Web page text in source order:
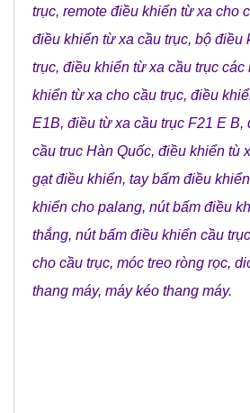
trục, remote điều khiển từ xa cho
điều khiển từ xa cầu trục, bộ điều
trục, điều khiển từ xa cầu trục các
khiển từ xa cho cầu trục, điều
E1B, điều từ xa cầu trục F21 E B,
cầu truc Hàn Quốc, điều khiển tù
gạt điều khiển, tay bấm điều khiển
khiển cho palang, nút bấm điều
thắng, nút bấm điều khiển cầu
cho cầu trục, móc treo ròng rọc,
thang máy, máy kéo thang máy.